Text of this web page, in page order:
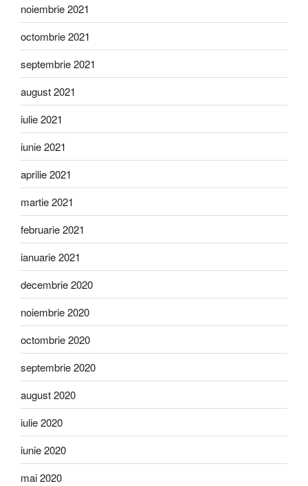
noiembrie 2021
octombrie 2021
septembrie 2021
august 2021
iulie 2021
iunie 2021
aprilie 2021
martie 2021
februarie 2021
ianuarie 2021
decembrie 2020
noiembrie 2020
octombrie 2020
septembrie 2020
august 2020
iulie 2020
iunie 2020
mai 2020